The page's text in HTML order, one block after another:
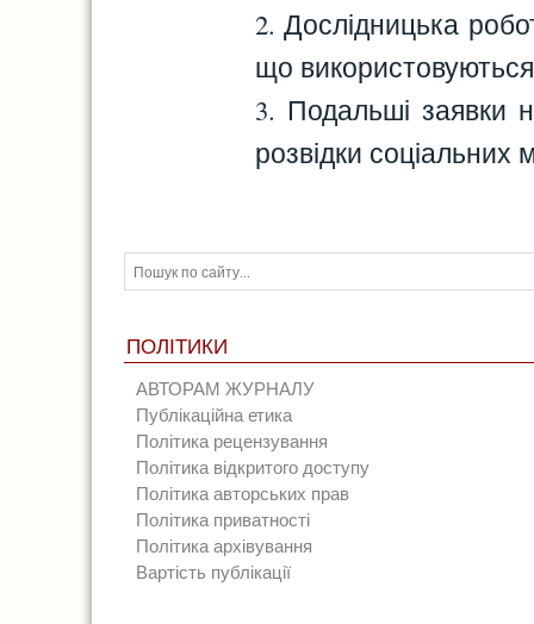
2. Дослідницька
що використовуються
3. Подальші заявки
розвідки
ПОЛІТИКИ
АВТОРАМ ЖУРНАЛУ
Публікаційна етика
Політика рецензування
Політика відкритого доступу
Політика авторських прав
Політика приватності
Політика архівування
Вартість публікації